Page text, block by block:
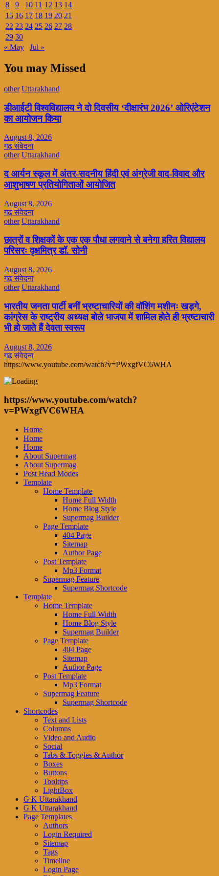
8
9 10 11 12 13 14
15 16 17 18 19 20 21
22 23 24 25 26 27 28
29 30
« May
Jul »
You may Missed
other Uttarakhand
डीआईटी विश्वविद्यालय ने दो दिवसीय ‘दीक्षारंभ 2026’ ओरिएंटेशन
का आयोजन किया
August 8, 2026
गढ़ संवेदना
other Uttarakhand
द आर्यन स्कूल में अंतर-सदनीय हिंदी एवं अंग्रेजी वाद-विवाद और
आशुभाषण प्रतियोगिताओं आयोजित
August 8, 2026
गढ़ संवेदना
other Uttarakhand
छात्रों व शिक्षकों के एक एक पौधा लगवाने से बनेगा हरित विद्यालय
परिसरः वृक्षमित्र डॉ. सोनी
August 8, 2026
गढ़ संवेदना
other Uttarakhand
भारतीय जनता पार्टी बनीं भ्रष्टाचारियों की वॉशिंग मशीनः खड़गे,
कांग्रेस के राष्ट्रीय अध्यक्ष बोले भाजपा में शामिल होते ही भ्रष्टाचारी
भी हो जाते हैं देवता स्वरूप
August 8, 2026
गढ़ संवेदना
https://www.youtube.com/watch?v=PWxgfVC6WHA
https://www.youtube.com/watch?
v=PWxgfVC6WHA
Home
Home
Home
About Supermag
About Supermag
Post Head Modes
Template
Home Template
Home Full Width
Home Blog Style
Supermag Builder
Page Template
404 Page
Sitemap
Author Page
Post Template
Mp3 Format
Supermag Feature
Supermag Shortcode
Template
Home Template
Home Full Width
Home Blog Style
Supermag Builder
Page Template
404 Page
Sitemap
Author Page
Post Template
Mp3 Format
Supermag Feature
Supermag Shortcode
Shortcodes
Text and Lists
Columns
Video and Audio
Social
Tabs & Toggles & Author
Boxes
Buttons
Tooltips
LightBox
G K Uttarakhand
G K Uttarakhand
Page Templates
Authors
Login Required
Sitemap
Tags
Timeline
Login Page